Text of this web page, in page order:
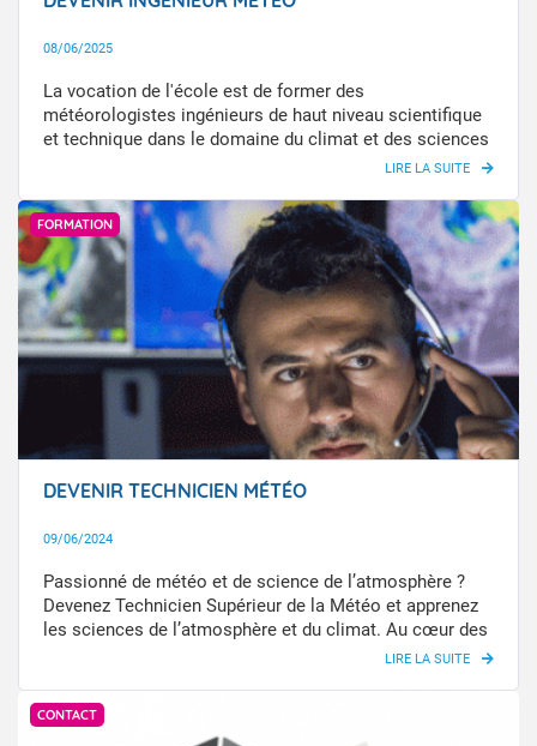
08/06/2025
La vocation de l'école est de former des
météorologistes ingénieurs de haut niveau scientifique
et technique dans le domaine du climat et des sciences
FORMATION
AdobeStock
DEVENIR TECHNICIEN MÉTÉO
09/06/2024
Passionné de météo et de science de l’atmosphère ?
Devenez Technicien Supérieur de la Météo et apprenez
les sciences de l’atmosphère et du climat. Au cœur des
services météorologies, vous jouerez un rôle essentiel
données. Vous participerez à des études sur l’évolution
du temps et du climat.
CONTACT
AnneCormont@ShakersMakers